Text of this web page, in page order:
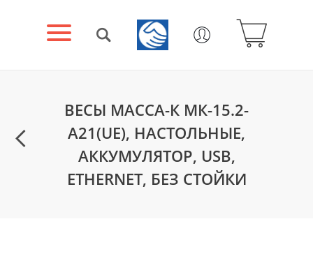
ВЕСЫ МАССА-К МК-15.2-
А21(UE), НАСТОЛЬНЫЕ,
АККУМУЛЯТОР, USB,
ETHERNET, БЕЗ СТОЙКИ